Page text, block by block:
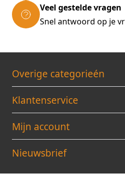
Veel gestelde vragen
Snel antwoord op je
Overige categorieén
Klantenservice
Mijn account
Nieuwsbrief